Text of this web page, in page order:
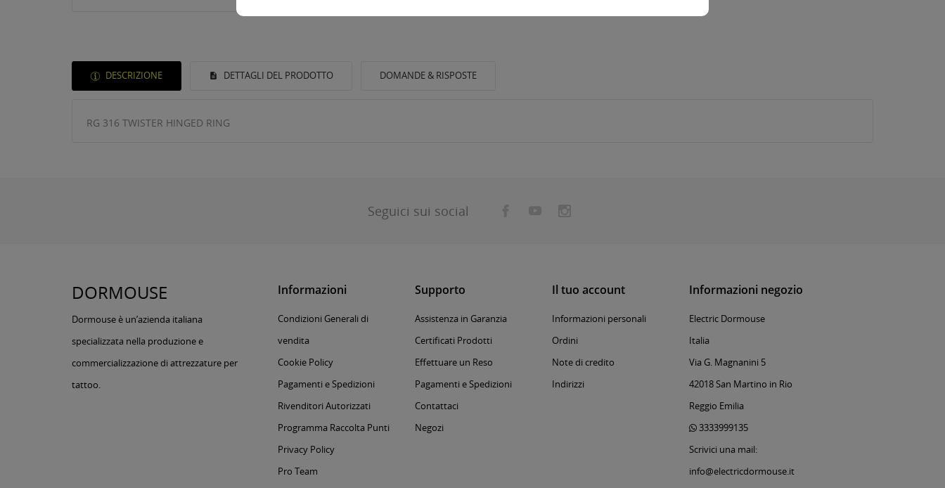
DESCRIZIONE DETTAGLI DEL PRODOTTO DOMANDE & RISPOSTE
RG 316 TWISTER HINGED RING
Seguici sui social
DORMOUSE
Dormouse è un’azienda italiana
specializzata nella produzione e
commercializzazione di attrezzature per
tattoo.
Informazioni
Condizioni Generali di
vendita
Cookie Policy
Pagamenti e Spedizioni
Rivenditori Autorizzati
Programma Raccolta Punti
Privacy Policy
Pro Team
Supporto
Assistenza in Garanzia
Certificati Prodotti
Effettuare un Reso
Pagamenti e Spedizioni
Contattaci
Negozi
Il tuo account
Informazioni personali
Ordini
Note di credito
Indirizzi
Informazioni negozio
Electric Dormouse
Italia
Via G. Magnanini 5
42018 San Martino in Rio
Reggio Emilia
3333999135
Scrivici una mail:
info@electricdormouse.it